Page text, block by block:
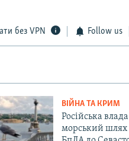
без VPN Follow us
ВІЙНА ТА КРИМ
Російська
морський шлях